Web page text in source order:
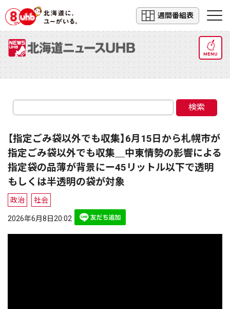
週間番組表
MENU
検索
【指定ごみ袋以外でも収集】6月15日から札幌市が
指定ごみ袋以外でも収集＿中東情勢の影響による
指定袋の品薄が背景にー45リットル以下で透明
もしくは半透明の袋が対象
政治 社会
2026年6月8日20:02